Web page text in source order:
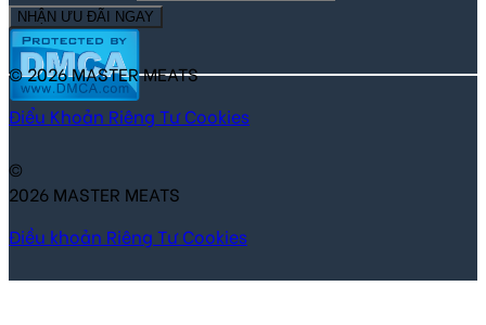
NHẬN ƯU ĐÃI NGAY
© 2026 MASTER MEATS
Điểu Khoản Riêng Tư Cookies
©
2026 MASTER MEATS
Điều khoản Riêng Tư Cookies